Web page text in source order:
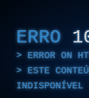
ERRO
ERROR ON
ESTE
INDISPONÍVEL